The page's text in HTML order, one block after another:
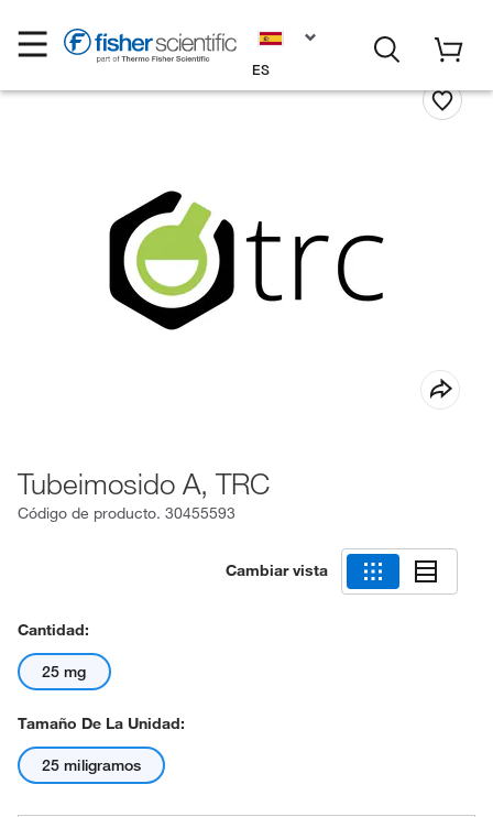
ES
Tubeimosido A, TRC
Código de producto. 30455593
Cambiar vista
Cantidad:
25 mg
Tamaño De La Unidad:
25 miligramos